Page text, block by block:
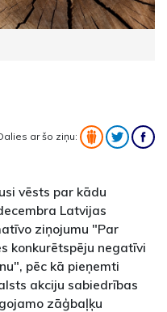
ar šo ziņu:
vēsts par kādu
Latvijas
ziņojumu "Par
konkurētspēju negatīvi
pēc kā pieņemti
akciju sabiedrības
zāģbaļķu